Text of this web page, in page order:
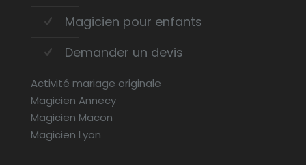
Magicien pour enfants
Demander un devis
Activité mariage originale
Magicien Annecy
Magicien Macon
Magicien Lyon